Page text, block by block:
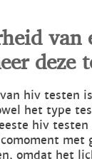
van
deze
hiv testen
het type
hiv
met
omdat het